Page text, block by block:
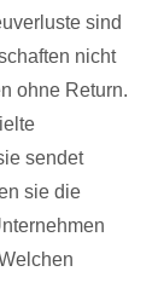
sind
nicht
ohne Return.
sendet
sie die